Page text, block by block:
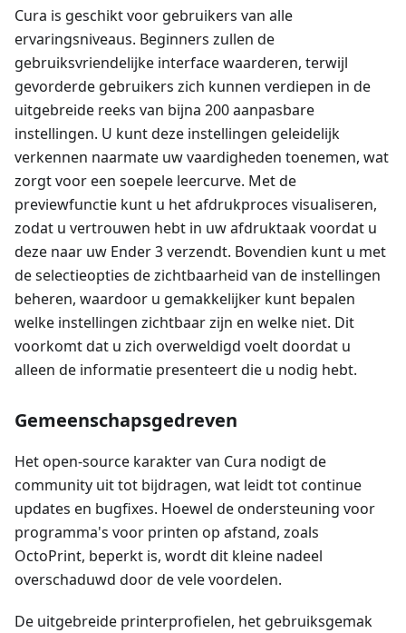
Cura is geschikt voor gebruikers van alle
ervaringsniveaus. Beginners zullen de
gebruiksvriendelijke interface waarderen, terwijl
gevorderde gebruikers zich kunnen verdiepen in de
uitgebreide reeks van bijna 200 aanpasbare
instellingen. U kunt deze instellingen geleidelijk
verkennen naarmate uw vaardigheden toenemen, wat
zorgt voor een soepele leercurve. Met de
previewfunctie kunt u het afdrukproces visualiseren,
zodat u vertrouwen hebt in uw afdruktaak voordat u
deze naar uw Ender 3 verzendt. Bovendien kunt u met
de selectieopties de zichtbaarheid van de instellingen
beheren, waardoor u gemakkelijker kunt bepalen
welke instellingen zichtbaar zijn en welke niet. Dit
voorkomt dat u zich overweldigd voelt doordat u
alleen de informatie presenteert die u nodig hebt.
Gemeenschapsgedreven
Het open-source karakter van Cura nodigt de
community uit tot bijdragen, wat leidt tot continue
updates en bugfixes. Hoewel de ondersteuning voor
programma's voor printen op afstand, zoals
OctoPrint, beperkt is, wordt dit kleine nadeel
overschaduwd door de vele voordelen.
De uitgebreide printerprofielen, het gebruiksgemak